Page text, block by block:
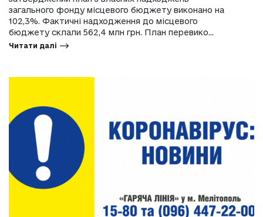
загального фонду місцевого бюджету виконано на
102,3%. Фактичні надходження до місцевого
бюджету склали 562,4 млн грн. План перевико...
Читати далі